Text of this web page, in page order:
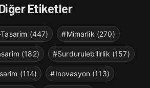
Etiketler
(447) #Mimarlik (270)
(182) #Surdurulebilirlik (157)
(114) #Inovasyon (113)